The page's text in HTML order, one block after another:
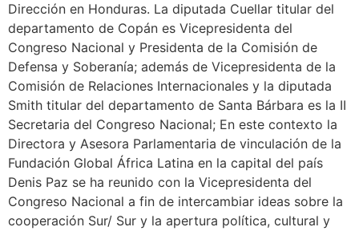
Dirección en Honduras. La diputada Cuellar titular del
departamento de Copán es Vicepresidenta del
Congreso Nacional y Presidenta de la Comisión de
Defensa y Soberanía; además de Vicepresidenta de la
Comisión de Relaciones Internacionales y la diputada
Smith titular del departamento de Santa Bárbara es la II
Secretaria del Congreso Nacional; En este contexto la
Directora y Asesora Parlamentaria de vinculación de la
Fundación Global África Latina en la capital del país
Denis Paz se ha reunido con la Vicepresidenta del
Congreso Nacional a fin de intercambiar ideas sobre la
cooperación Sur/ Sur y la apertura política, cultural y